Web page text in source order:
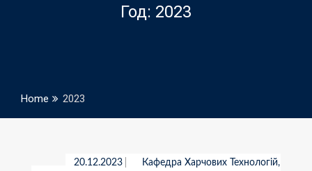
Год: 2023
Home 2023
20.12.2023
Кафедра Харчових Технологій,